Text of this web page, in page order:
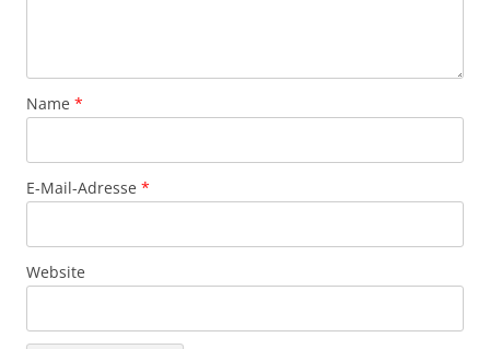
Name *
E-Mail-Adresse *
Website